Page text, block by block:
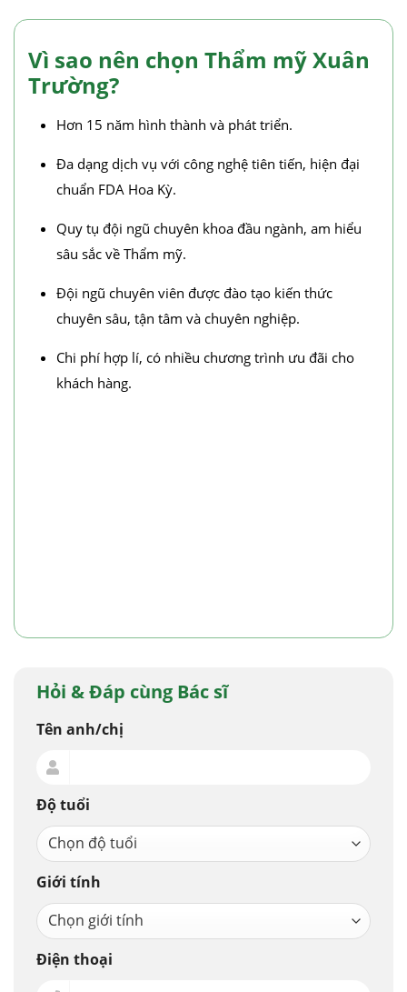
Vì sao nên chọn Thẩm mỹ Xuân
Trường?
Hơn 15 năm hình thành và phát triển.
Đa dạng dịch vụ với công nghệ tiên tiến, hiện đại
chuẩn FDA Hoa Kỳ.
Quy tụ đội ngũ chuyên khoa đầu ngành, am hiểu
sâu sắc về Thẩm mỹ.
Đội ngũ chuyên viên được đào tạo kiến thức
chuyên sâu, tận tâm và chuyên nghiệp.
Chi phí hợp lí, có nhiều chương trình ưu đãi cho
khách hàng.
Hỏi & Đáp cùng Bác sĩ
Tên anh/chị
Độ tuổi
Giới tính
Điện thoại